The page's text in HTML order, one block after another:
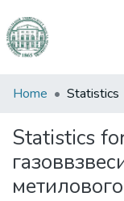
Communities
Collections
All of DSpace
Home Statistics
Statistics